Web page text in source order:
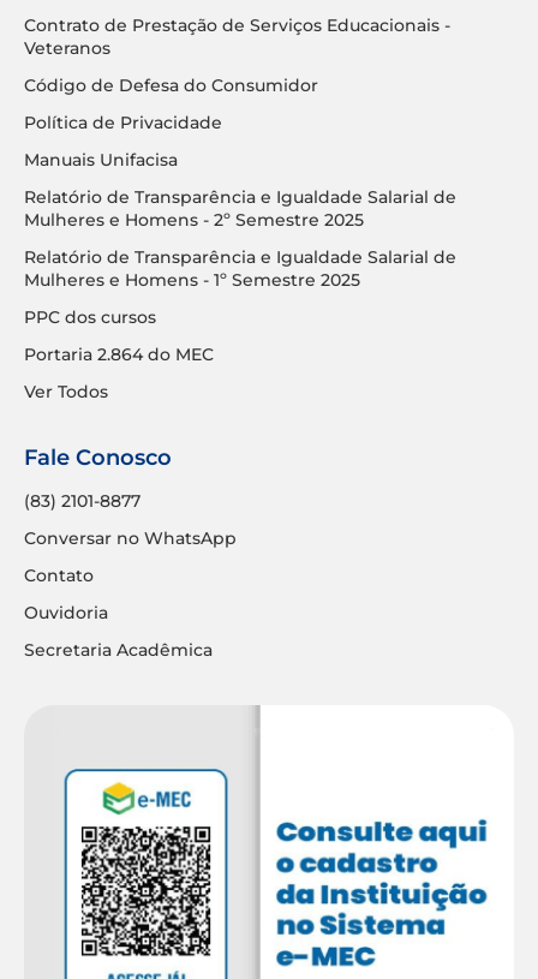
Contrato de Prestação de Serviços Educacionais -
Veteranos
Código de Defesa do Consumidor
Política de Privacidade
Manuais Unifacisa
Relatório de Transparência e Igualdade Salarial de
Mulheres e Homens - 2º Semestre 2025
Relatório de Transparência e Igualdade Salarial de
Mulheres e Homens - 1º Semestre 2025
PPC dos cursos
Portaria 2.864 do MEC
Ver Todos
Fale Conosco
(83) 2101-8877
Conversar no WhatsApp
Contato
Ouvidoria
Secretaria Acadêmica